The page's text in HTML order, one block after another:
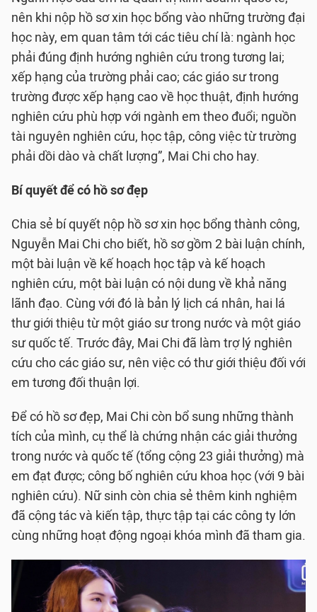
nên khi nộp hồ sơ xin học bổng vào những trường đại
học này, em quan tâm tới các tiêu chí là: ngành học
phải đúng định hướng nghiên cứu trong tương lai;
xếp hạng của trường phải cao; các giáo sư trong
trường được xếp hạng cao về học thuật, định hướng
nghiên cứu phù hợp với ngành em theo đuổi; nguồn
tài nguyên nghiên cứu, học tập, công việc từ trường
phải dồi dào và chất lượng”, Mai Chi cho hay.
Bí quyết để có hồ sơ đẹp
Chia sẻ bí quyết nộp hồ sơ xin học bổng thành công,
Nguyễn Mai Chi cho biết, hồ sơ gồm 2 bài luận chính,
một bài luận về kế hoạch học tập và kế hoạch
nghiên cứu, một bài luận có nội dung về khả năng
lãnh đạo. Cùng với đó là bản lý lịch cá nhân, hai lá
thư giới thiệu từ một giáo sư trong nước và một giáo
sư quốc tế. Trước đây, Mai Chi đã làm trợ lý nghiên
cứu cho các giáo sư, nên việc có thư giới thiệu đối với
em tương đối thuận lợi.
Để có hồ sơ đẹp, Mai Chi còn bổ sung những thành
tích của mình, cụ thể là chứng nhận các giải thưởng
trong nước và quốc tế (tổng cộng 23 giải thưởng) mà
em đạt được; công bố nghiên cứu khoa học (với 9 bài
nghiên cứu). Nữ sinh còn chia sẻ thêm kinh nghiệm
đã cộng tác và kiến tập, thực tập tại các công ty lớn
cùng những hoạt động ngoại khóa mình đã tham gia.